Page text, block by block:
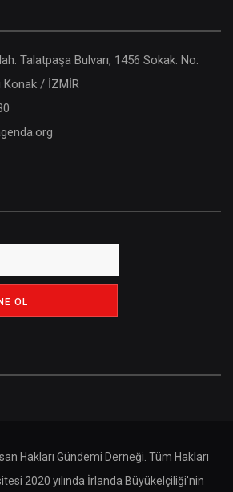
Talatpaşa Bulvarı, 1456 Sokak. No:
Konak / İZMİR
Hakları Gündemi Derneği. Tüm Hakları
2020 yılında İrlanda Büyükelçiliği'nin